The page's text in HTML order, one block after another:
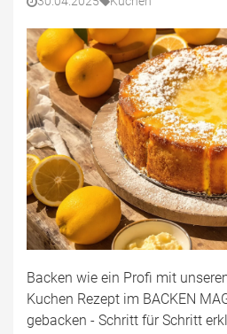
Backen wie ein Profi mit
Kuchen Rezept im BACKEN
gebacken - Schritt für Schritt